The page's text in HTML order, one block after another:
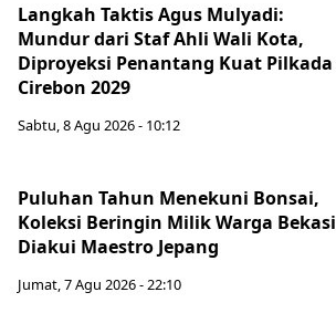
Langkah Taktis Agus Mulyadi:
Mundur dari Staf Ahli Wali Kota,
Diproyeksi Penantang Kuat Pilkada
Cirebon 2029
Sabtu, 8 Agu 2026 - 10:12
Puluhan Tahun Menekuni Bonsai,
Koleksi Beringin Milik Warga Bekasi
Diakui Maestro Jepang
Jumat, 7 Agu 2026 - 22:10